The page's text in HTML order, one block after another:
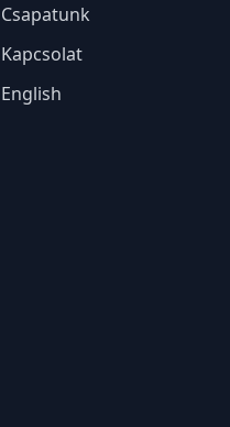
Csapatunk
Kapcsolat
English